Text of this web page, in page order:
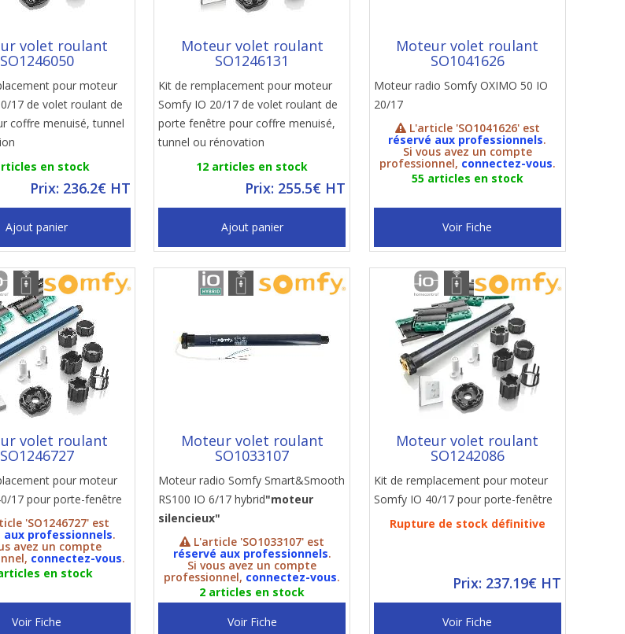
volet roulant
SO1246050
pour moteur
17 de volet roulant de
coffre menuisé, tunnel
en stock
Prix: 236.2€ HT
Ajout panier
Moteur volet roulant
SO1246131
Kit de remplacement pour moteur
Somfy IO 20/17 de volet roulant de
porte fenêtre pour coffre menuisé,
tunnel ou rénovation
12 articles en stock
Prix: 255.5€ HT
Ajout panier
Moteur volet roulant
SO1041626
Moteur radio Somfy OXIMO 50 IO
20/17
L'article 'SO1041626' est
réservé aux professionnels.
Si vous avez un compte
professionnel, connectez-vous.
55 articles en stock
Voir Fiche
volet roulant
SO1246727
pour moteur
17 pour porte-fenêtre
'SO1246727' est
aux professionnels.
avez un compte
connectez-vous.
en stock
Voir Fiche
Moteur volet roulant
SO1033107
Moteur radio Somfy Smart&Smooth
RS100 IO 6/17 hybrid"moteur
silencieux"
L'article 'SO1033107' est
réservé aux professionnels.
Si vous avez un compte
professionnel, connectez-vous.
2 articles en stock
Voir Fiche
Moteur volet roulant
SO1242086
Kit de remplacement pour moteur
Somfy IO 40/17 pour porte-fenêtre
Rupture de stock définitive
Prix: 237.19€ HT
Voir Fiche